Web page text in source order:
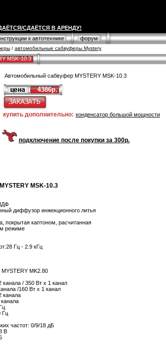
СДАЁТСЯ В АРЕНДУ!
к автотехнике форум
/ автомобильные сабвуферы Mystery
MSK-10.3
Автомобильный сабвуфер MYSTERY MSK-10.3
4386р.
купить дополнительно: конденсатор большой мощности
подключение после покупки за 300р.
MSK-10.3
диффузор инжекционного литья
покрытая каптоном, расчитанная
режиме
Гц - 2.9 кГц
MK2.80
/ 350 Вт х 1 канал
/160 Вт х 1 канал
канала
Гц
частот: 0/9/18 дБ
В